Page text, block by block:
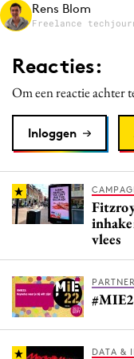
Martech
Media
Merkstrategie
Purpose Marketing
Reputatie & crisis
Rens Blom
Freelance
Reacties:
Om een reactie achter
Inloggen
vlees
DATA &